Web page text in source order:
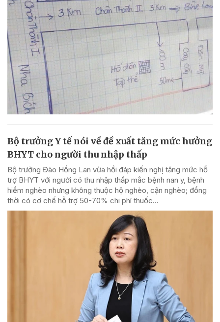
Bộ trưởng Y tế nói về đề xuất tăng mức hưởng
BHYT cho người thu nhập thấp
Bộ trưởng Đào Hồng Lan vừa hồi đáp kiến nghị tăng mức hỗ
trợ BHYT với người có thu nhập thấp mắc bệnh nan y, bệnh
hiểm nghèo nhưng không thuộc hộ nghèo, cận nghèo; đồng
thời có cơ chế hỗ trợ 50-70% chi phí thuốc...